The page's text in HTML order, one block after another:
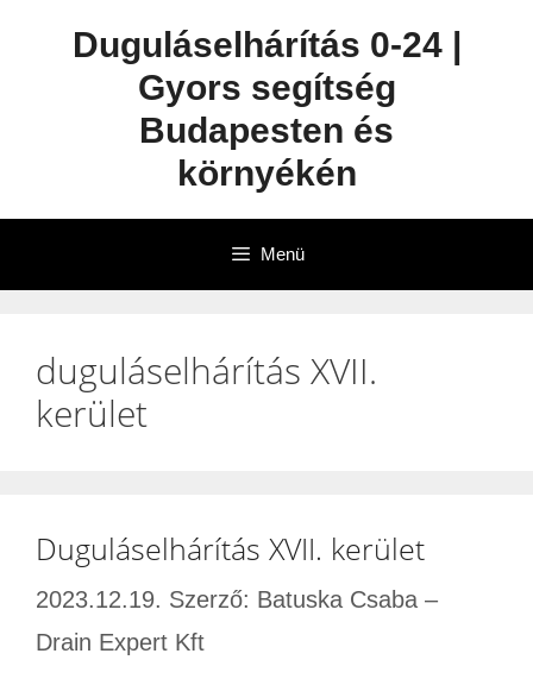
Duguláselhárítás 0-24 |
Gyors segítség
Budapesten és
környékén
Menü
duguláselhárítás XVII.
kerület
Duguláselhárítás XVII. kerület
2023.12.19. Szerző: Batuska Csaba –
Drain Expert Kft